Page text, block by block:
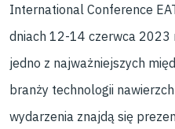
International Conference
dniach 12-14 czerwca 2023
jedno z najważniejszych
branży technologii
wydarzenia znajdą się